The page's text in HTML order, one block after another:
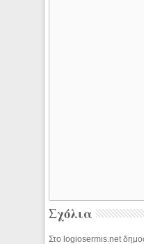
Σχόλια
Στο logiosermis.net